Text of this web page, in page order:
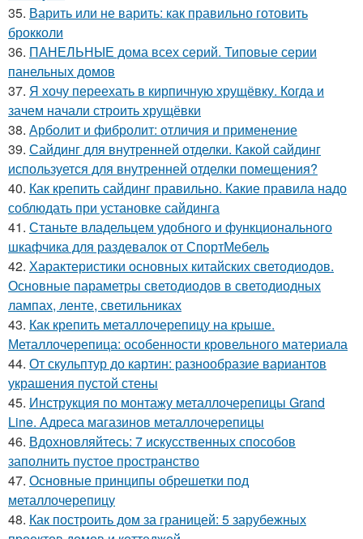
35. Варить или не варить: как правильно готовить
брокколи
36. ПАНЕЛЬНЫЕ дома всех серий. Типовые серии
панельных домов
37. Я хочу переехать в кирпичную хрущёвку. Когда и
зачем начали строить хрущёвки
38. Арболит и фибролит: отличия и применение
39. Сайдинг для внутренней отделки. Какой сайдинг
используется для внутренней отделки помещения?
40. Как крепить сайдинг правильно. Какие правила надо
соблюдать при установке сайдинга
41. Станьте владельцем удобного и функционального
шкафчика для раздевалок от СпортМебель
42. Характеристики основных китайских светодиодов.
Основные параметры светодиодов в светодиодных
лампах, ленте, светильниках
43. Как крепить металлочерепицу на крыше.
Металлочерепица: особенности кровельного материала
44. От скульптур до картин: разнообразие вариантов
украшения пустой стены
45. Инструкция по монтажу металлочерепицы Grand
Line. Адреса магазинов металлочерепицы
46. Вдохновляйтесь: 7 искусственных способов
заполнить пустое пространство
47. Основные принципы обрешетки под
металлочерепицу
48. Как построить дом за границей: 5 зарубежных